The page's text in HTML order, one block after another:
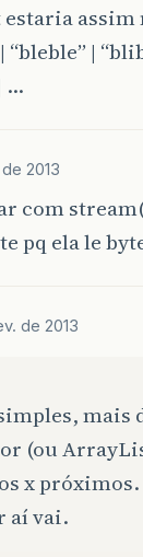
assim
“bleble” |
…
2013
com
pq ela le
de 2013
mais
(ou
x
aí vai.